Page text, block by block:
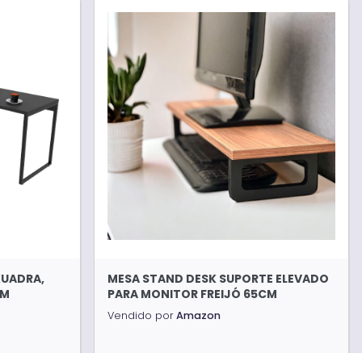
MESA STAND DESK SUPORTE ELEVADO
PARA MONITOR FREIJÓ 65CM
Vendido porAmazon